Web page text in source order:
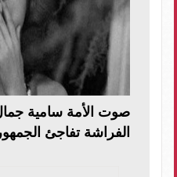
صوت الأمة سامية
الفراشة تفاجئ